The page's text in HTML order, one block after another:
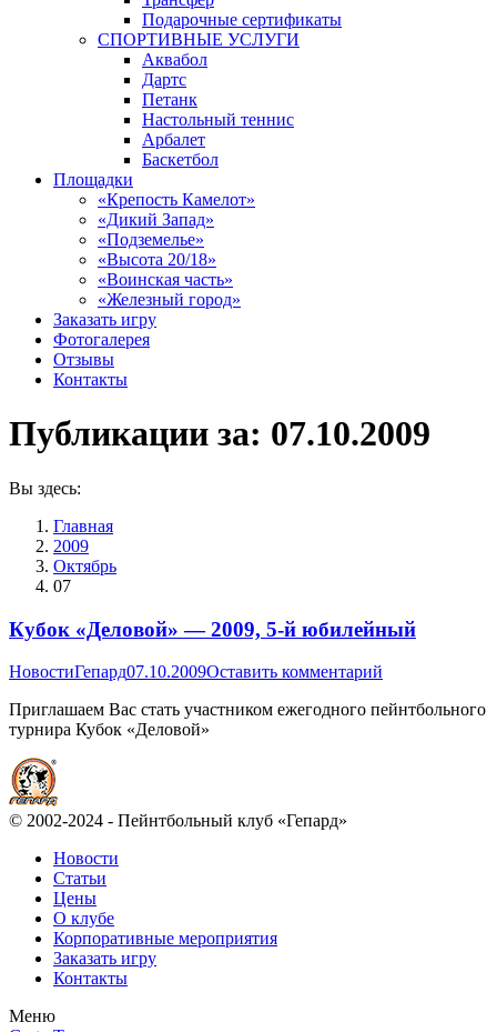
Подарочные сертификаты
СПОРТИВНЫЕ УСЛУГИ
Аквабол
Дартс
Петанк
Настольный теннис
Арбалет
Баскетбол
Площадки
«Крепость Камелот»
«Дикий Запад»
«Подземелье»
«Высота 20/18»
«Воинская часть»
«Железный город»
Заказать игру
Фотогалерея
Отзывы
Контакты
Публикации за: 07.10.2009
Вы здесь:
Главная
2009
Октябрь
07
Кубок «Деловой» — 2009, 5-й юбилейный
НовостиГепард07.10.2009Оставить комментарий
Приглашаем Вас стать участником ежегодного пейнтбольного
турнира Кубок «Деловой»
© 2002-2024 - Пейнтбольный клуб «Гепард»
Новости
Статьи
Цены
О клубе
Корпоративные мероприятия
Заказать игру
Контакты
Меню